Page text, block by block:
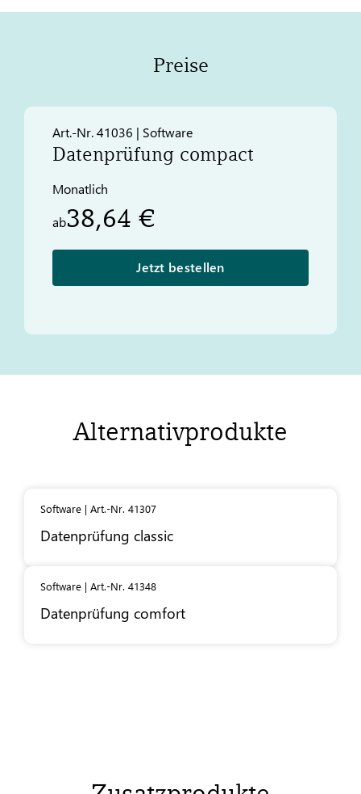
Preise
Art.-Nr. 41036 | Software
Datenprüfung compact
Monatlich
ab38,64 €
Jetzt bestellen
Alternativprodukte
Software | Art.-Nr. 41307
Datenprüfung classic
Software | Art.-Nr. 41348
Datenprüfung comfort